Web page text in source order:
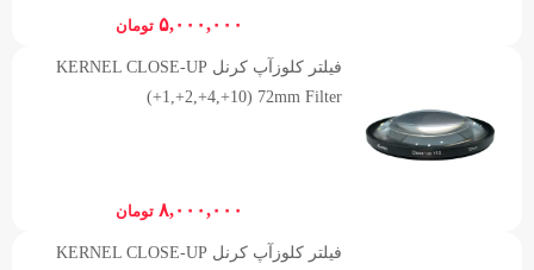
۵,۰۰۰,۰۰۰ تومان
فیلتر کلوزآپ کرنل KERNEL CLOSE-UP
(+1,+2,+4,+10) 72mm Filter
۸,۰۰۰,۰۰۰ تومان
فیلتر کلوزآپ کرنل KERNEL CLOSE-UP